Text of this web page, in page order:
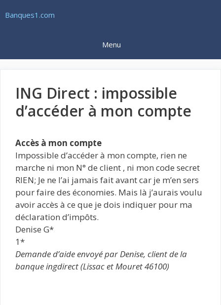
auBanques1.com
Menu
ING Direct : impossible
d’accéder à mon compte
Accès à mon compte
Impossible d’accéder à mon compte, rien ne
marche ni mon N° de client , ni mon code secret
RIEN; Je ne l’ai jamais fait avant car je m’en sers
pour faire des économies. Mais là j’aurais voulu
avoir accès à ce que je dois indiquer pour ma
déclaration d’impôts.
Denise G*
1*
Demande d’aide envoyé par Denise, client de la
banque ingdirect (Lissac et Mouret 46100)